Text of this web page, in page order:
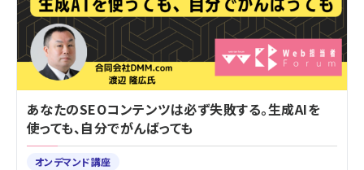
あなたのSEOコンテンツは必ず失敗する。生成AIを
使っても、自分でがんばっても
オンデマンド講座